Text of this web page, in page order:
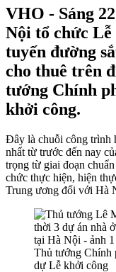
VHO - Sáng
Nội tổ chức
tuyến đường
cho thuê trên
tướng Chính
khởi công.
Đây là chuỗi công trình
nhất từ trước đến nay
trọng từ giai đoạn
chức thực hiện, hiện
Trung ương đối với Hà
Thủ tướng Chính
dự Lễ khởi công